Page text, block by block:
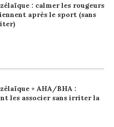
: calmer les rougeurs
après le sport (sans
+ AHA/BHA :
les associer sans irriter la